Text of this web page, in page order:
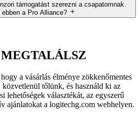
támogatást szerezni a csapatomnak.
a Pro Alliance?
a vásárlás élménye zökkenőmentes
tőlünk, és használd ki az
lehetőségek választékát, az egyszerű
ajánlatokat a logitechg.com webhelyen.